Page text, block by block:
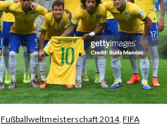
Fußballweltmeisterschaft 2014, FIFA